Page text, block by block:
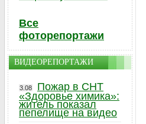
Все
фоторепортажи
ВИДЕОРЕПОРТАЖИ
3.08
Пожар в СНТ
«Здоровье химика»:
житель показал
пепелище на видео